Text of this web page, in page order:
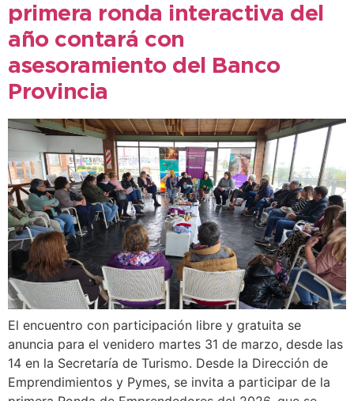
primera ronda interactiva del
año contará con
asesoramiento del Banco
Provincia
El encuentro con participación libre y gratuita se
anuncia para el venidero martes 31 de marzo, desde las
14 en la Secretaría de Turismo. Desde la Dirección de
Emprendimientos y Pymes, se invita a participar de la